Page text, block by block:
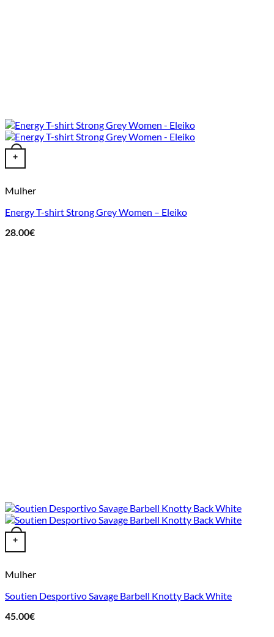
+
This product has multiple variants. The options may be chosen
Mulher
Energy T-shirt Strong Grey Women – Eleiko
28.00€
+
This product has multiple variants. The options may be chosen
Mulher
Soutien Desportivo Savage Barbell Knotty Back White
45.00€